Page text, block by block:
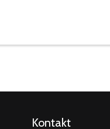
Kontakt